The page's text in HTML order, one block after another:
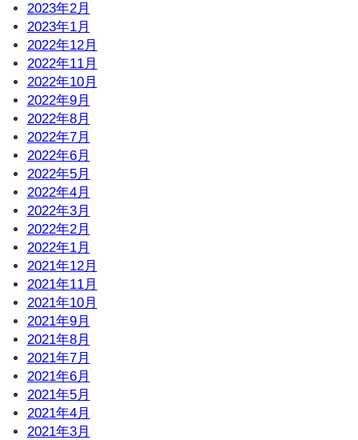
2023年2月
2023年1月
2022年12月
2022年11月
2022年10月
2022年9月
2022年8月
2022年7月
2022年6月
2022年5月
2022年4月
2022年3月
2022年2月
2022年1月
2021年12月
2021年11月
2021年10月
2021年9月
2021年8月
2021年7月
2021年6月
2021年5月
2021年4月
2021年3月